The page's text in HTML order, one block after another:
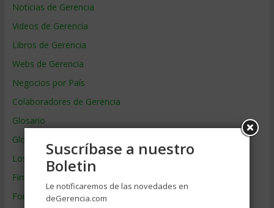
Noticias de Gerencia
Videos de Gerencia
Libros de Gerencia
Webs de Gerencia
Negocios por País
Colaboradores de Gerencia
Glosario
Glosario Inglés – Español
Los mejores MBA
Firmas de Gerencia
Formación de Gerencia
Suscríbase a nuestro
Boletin
Le notificaremos de las novedades en
deGerencia.com